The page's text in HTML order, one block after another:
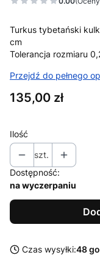
Turkus tybetański
cm
Tolerancja rozmiaru
Przejdź do pełnego
Cena
135,00 zł
Ilość
szt.
Dostępność:
na wyczerpaniu
Czas wysyłki:48